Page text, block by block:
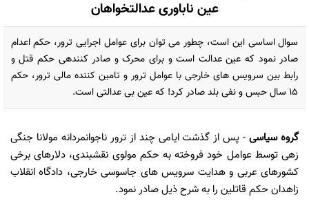
عین ناباوری عدالت­خواهان
سوال اساسی این است، چطور می توان برای عوامل اجرایی ترور، حکم اعدام
صادر نمود که عین عدالت است و برای محرک و صادر کننده­ی حکم قتل و
رابط بین سرویس های خارجی با عوامل ترور و تامین کننده مالی ترور، حکم
15 سال حبس و نفی بلد صادر کرد! که عین بی عدالتی است.
گروه سیاسی- پس از گذشت ایامی چند از ترور ناجوانمردانه مولانا جنگی
زهی توسط عوامل خود فروخته به حکم مولوی نقشبندی، دلارهای برخی
کشورهای عربی و هدایت سرویس های جاسوسی خارجی، دادگاه انقلاب
زاهدان حکم قاتلین را به شرح ذیل صادر نمود.